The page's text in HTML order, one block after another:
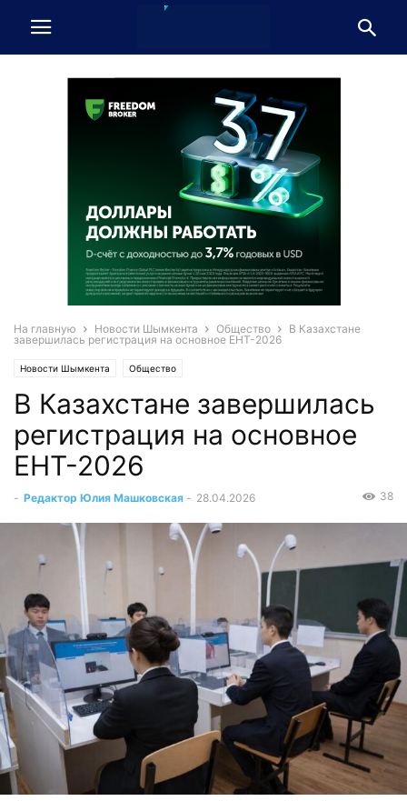
На главную Новости Шымкента Общество
В Казахстане
завершилась регистрация на основное ЕНТ-2026
Новости Шымкента Общество
В Казахстане завершилась
регистрация на основное
ЕНТ-2026
- Редактор Юлия Машковская - 28.04.2026 38